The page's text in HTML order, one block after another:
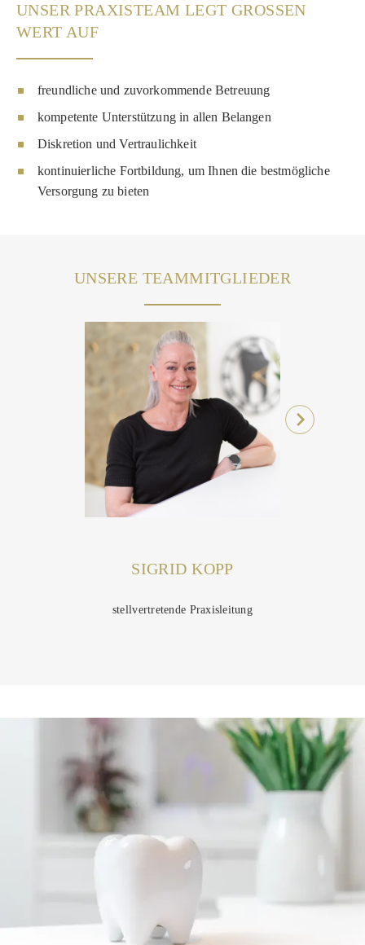
UNSER PRAXISTEAM LEGT GROSSEN W
ERT AUF
freundliche und zuvorkommende Betreuung
kompetente Unterstützung in allen Belangen
Diskretion und Vertraulichkeit
kontinuierliche Fortbildung, um Ihnen die bestmögliche
Versorgung zu bieten
UNSERE TEAMMITGLIEDER
SIGRID KOPP
stellvertretende Praxisleitung